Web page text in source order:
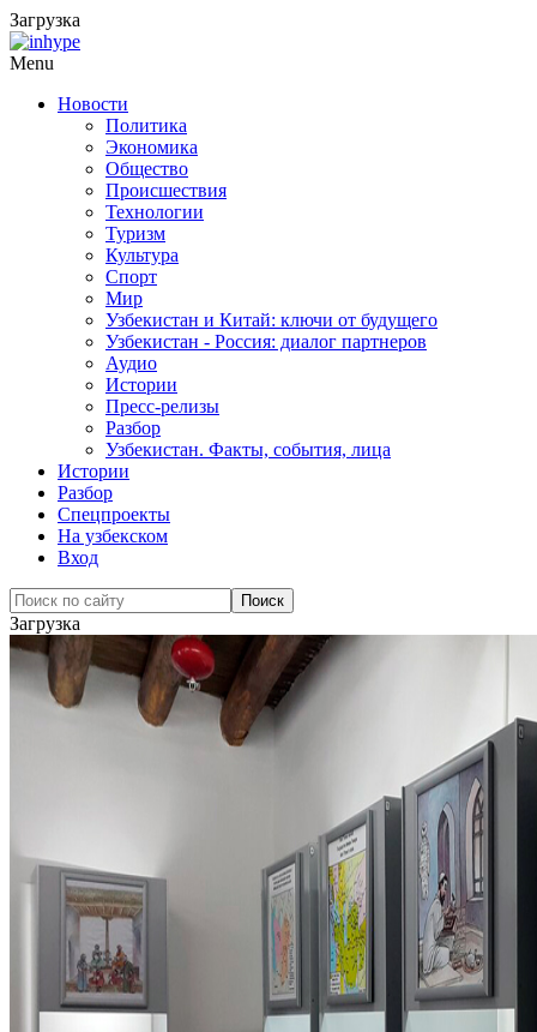
Загрузка
Menu
Новости
Политика
Экономика
Общество
Происшествия
Технологии
Туризм
Культура
Спорт
Мир
Узбекистан и Китай: ключи от будущего
Узбекистан - Россия: диалог партнеров
Аудио
Истории
Пресс-релизы
Разбор
Узбекистан. Факты, события, лица
Истории
Разбор
Спецпроекты
На узбекском
Вход
Загрузка